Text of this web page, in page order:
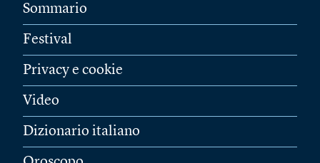
Sommario
Festival
Privacy e cookie
Video
Dizionario italiano